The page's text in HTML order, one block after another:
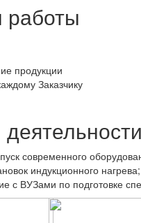
продукции
Заказчику
современного
индукционного
с ВУЗами по подготовке